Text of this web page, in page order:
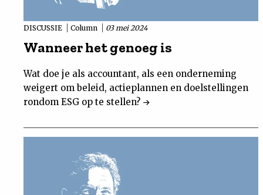
DISCUSSIE Column 03 mei 2024
Wanneer het genoeg is
Wat doe je als accountant, als een onderneming
weigert om beleid, actieplannen en doelstellingen
rondom ESG op te stellen?